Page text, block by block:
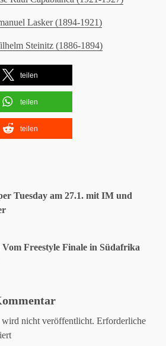
Lasker (1894-1921)
Steinitz (1886-1894)
teilen
teilen
teilen
Tuesday am 27.1. mit IM und
Freestyle Finale in Südafrika
nicht veröffentlicht. Erforderliche